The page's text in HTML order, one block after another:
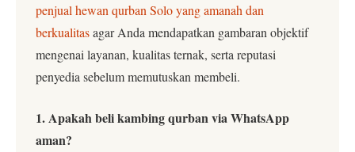
penjual hewan qurban Solo yang amanah dan
berkualitasagar Anda mendapatkan gambaran objektif
mengenai layanan, kualitas ternak, serta reputasi
penyedia sebelum memutuskan membeli.
1. Apakah beli kambing qurban via WhatsApp
aman?